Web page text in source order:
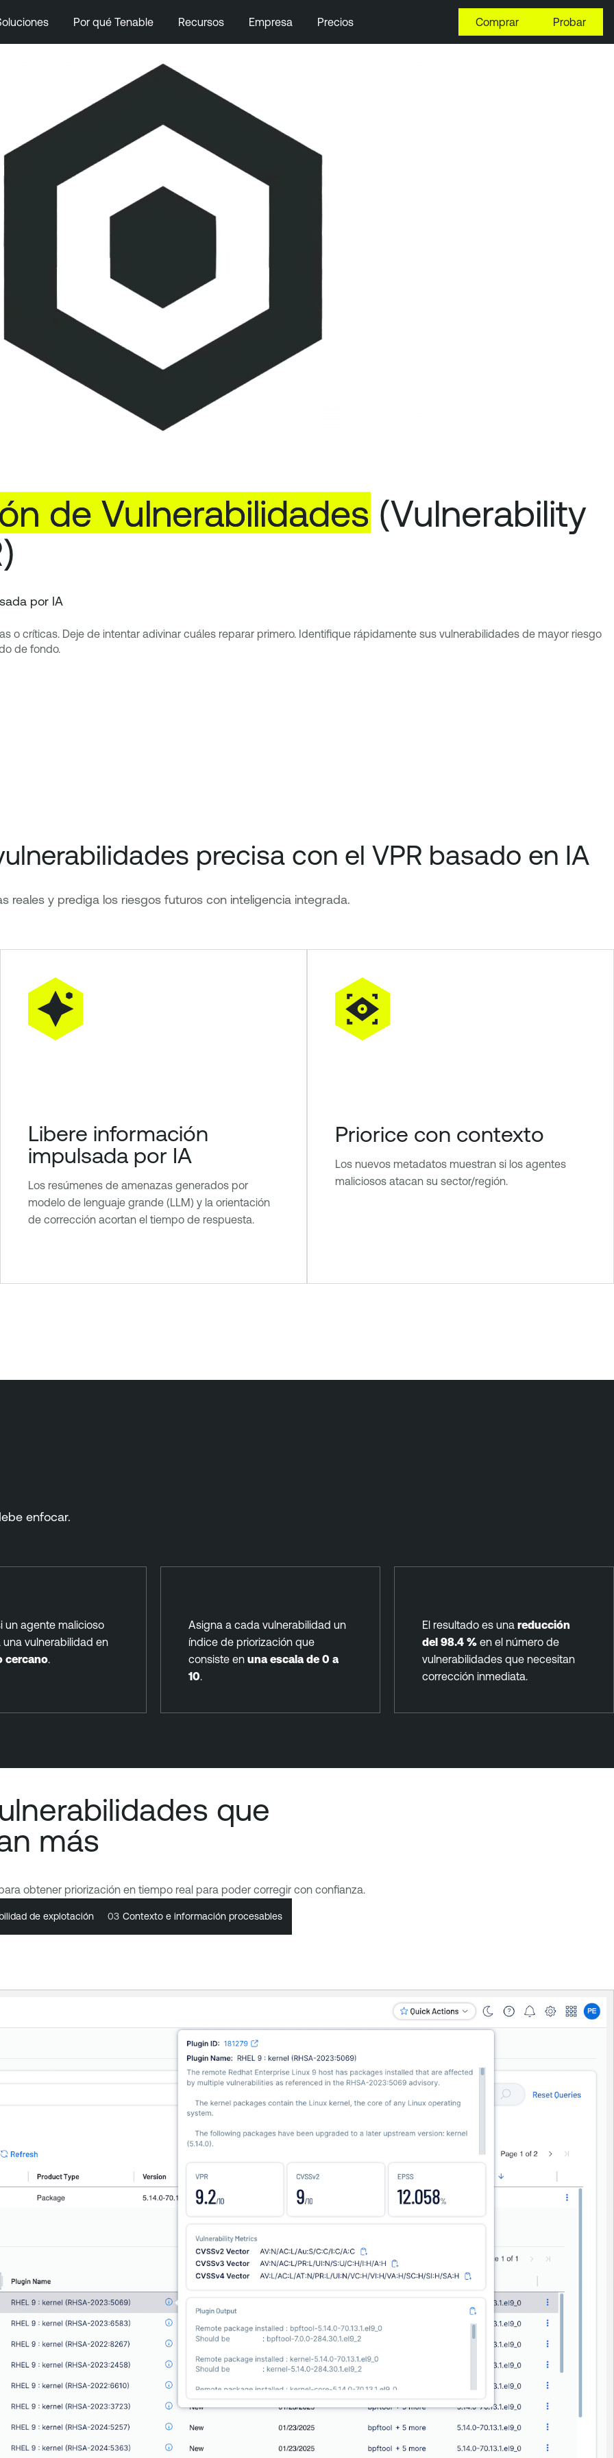
Por qué Tenable Recursos Empresa Precios Comprar Probar
de Vulnerabilidades (Vulnerability
por IA
o críticas. Deje de intentar adivinar cuáles reparar primero. Identifique rápidamente sus vulnerabilidades de mayor riesgo
de fondo.
precisa con el VPR basado en IA
reales y prediga los riesgos futuros con inteligencia integrada.
Libere información
impulsada por IA
Los resúmenes de amenazas generados por
modelo de lenguaje grande (LLM) y la orientación
de corrección acortan el tiempo de respuesta.
Priorice con contexto
Los nuevos metadatos muestran si los agentes
maliciosos atacan su sector/región.
enfocar.
un agente malicioso
una vulnerabilidad en
cercano
Asigna a cada vulnerabilidad un
índice de priorización que
consiste en una escala de 0 a
10
El resultado es una reducción
del 98.4 % en el número de
vulnerabilidades que necesitan
corrección inmediata.
que
más
obtener priorización en tiempo real para poder corregir con confianza.
de explotación 03 Contexto e información procesables
de explotación 03 Contexto e información procesables